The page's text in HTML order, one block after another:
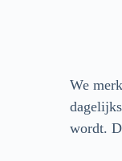
We
wordt.